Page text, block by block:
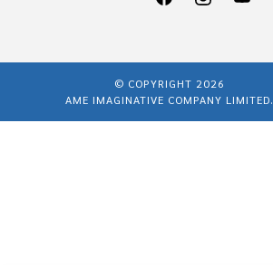
© COPYRIGHT 2026
AME IMAGINATIVE COMPANY LIMITED.